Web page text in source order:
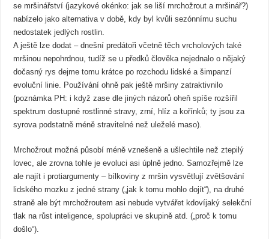
se mršinářství (jazykové okénko: jak se liší mrchožrout a mršinář?)
nabízelo jako alternativa v době, kdy byl kvůli sezónnímu suchu
nedostatek jedlých rostlin.
A ještě lze dodat – dnešní predátoři včetně těch vrcholových také
mršinou nepohrdnou, tudíž se u předků člověka nejednalo o nějaký
dočasný rys dejme tomu krátce po rozchodu lidské a šimpanzí
evoluční linie. Používání ohně pak ještě mršiny zatraktivnilo
(poznámka PH: i když zase dle jiných názorů oheň spíše rozšířil
spektrum dostupné rostlinné stravy, zrní, hlíz a kořínků; ty jsou za
syrova podstatně méně stravitelné než uleželé maso).
Mrchožrout možná působí méně vznešeně a ušlechtile než ztepilý
lovec, ale zrovna tohle je evoluci asi úplně jedno. Samozřejmě lze
ale najít i protiargumenty – bílkoviny z mršin vysvětlují zvětšování
lidského mozku z jedné strany („jak k tomu mohlo dojít“), na druhé
straně ale být mrchožroutem asi nebude vytvářet kdovíjaký selekční
tlak na růst inteligence, spolupráci ve skupině atd. („proč k tomu
došlo“).